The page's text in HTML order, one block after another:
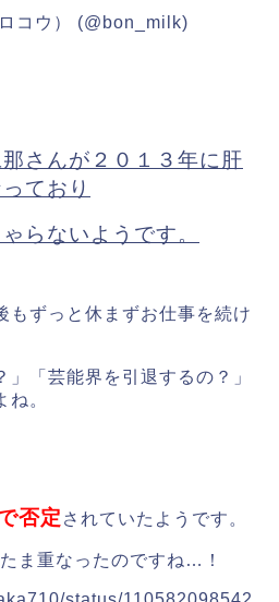
コウ） (@bon_milk)
さんが２０１３年に肝
ており
らないようです。
もずっと休まずお仕事を続け
」「芸能界を引退するの？」
。
否定 されていたようです。
ま重なったのですね…！